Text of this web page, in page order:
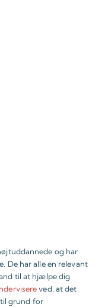
og har
De har alle en relevant
til at hjælpe dig
ved, at det
til grund for